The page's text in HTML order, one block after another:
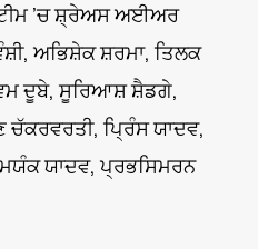
’ਚ ਸ਼੍ਰੇਅਸ ਅਈਅਰ
ਅਭਿਸ਼ੇਕ ਸ਼ਰਮਾ, ਤਿਲਕ
ਦੂਬੇ, ਸੂਰਿਆਸ਼ ਸ਼ੈਡਗੇ,
ਪ੍ਰਿੰਸ ਯਾਦਵ,
ਯਾਦਵ, ਪ੍ਰਭਸਿਮਰਨ